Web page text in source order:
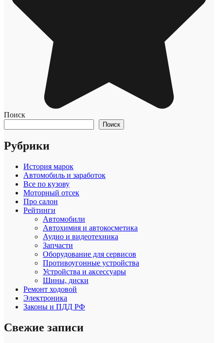
Поиск
Поиск
Рубрики
История марок
Автомобиль и заработок
Все по кузову
Моторный отсек
Про салон
Рейтинги
Автомобили
Автохимия и автокосметика
Аудио и видеотехника
Запчасти
Оборудование для сервисов
Противоугонные устройства
Устройства и аксессуары
Шины, диски
Ремонт ходовой
Электроника
Законы и ПДД РФ
Свежие записи